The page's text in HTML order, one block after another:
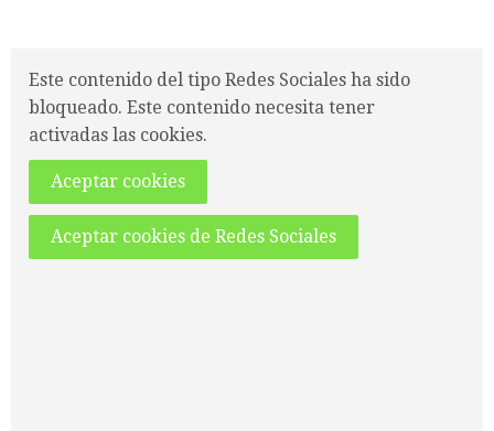
Este contenido del tipo Redes Sociales ha sido
bloqueado. Este contenido necesita tener
activadas las cookies.
Aceptar cookies
Aceptar cookies de Redes Sociales